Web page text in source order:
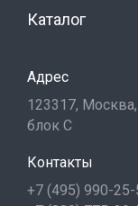
Каталог
Адрес
123317,
блок С
Контакты
+7 (495) 990-25-